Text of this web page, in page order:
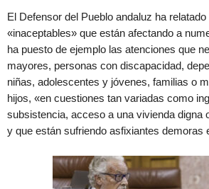
El Defensor del Pueblo andaluz ha
«inaceptables» que están afectando a
ha puesto de ejemplo las atenciones que
mayores, personas con discapacidad,
niñas, adolescentes y jóvenes, familias o
hijos, «en cuestiones tan variadas como
subsistencia, acceso a una vivienda digna
y que están sufriendo asfixiantes demoras